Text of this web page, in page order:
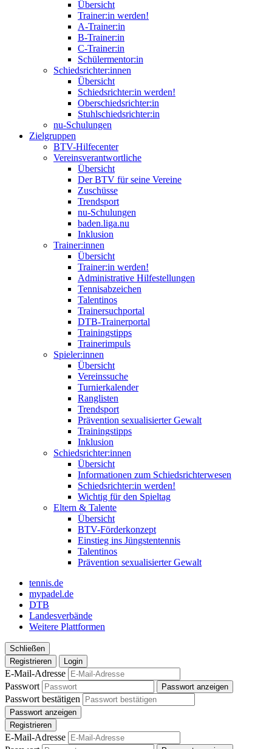
Übersicht
Trainer:in werden!
A-Trainer:in
B-Trainer:in
C-Trainer:in
Schülermentor:in
Schiedsrichter:innen
Übersicht
Schiedsrichter:in werden!
Oberschiedsrichter:in
Stuhlschiedsrichter:in
nu-Schulungen
Zielgruppen
BTV-Hilfecenter
Vereinsverantwortliche
Übersicht
Der BTV für seine Vereine
Zuschüsse
Trendsport
nu-Schulungen
baden.liga.nu
Inklusion
Trainer:innen
Übersicht
Trainer:in werden!
Administrative Hilfestellungen
Tennisabzeichen
Talentinos
Trainersuchportal
DTB-Trainerportal
Trainingstipps
Trainerimpuls
Spieler:innen
Übersicht
Vereinssuche
Turnierkalender
Ranglisten
Trendsport
Prävention sexualisierter Gewalt
Trainingstipps
Inklusion
Schiedsrichter:innen
Übersicht
Informationen zum Schiedsrichterwesen
Schiedsrichter:in werden!
Wichtig für den Spieltag
Eltern & Talente
Übersicht
BTV-Förderkonzept
Einstieg ins Jüngstentennis
Talentinos
Prävention sexualisierter Gewalt
tennis.de
mypadel.de
DTB
Landesverbände
Weitere Plattformen
Schließen
Registrieren
Login
E-Mail-Adresse
Passwort
Passwort anzeigen
Passwort bestätigen
Passwort anzeigen
Registrieren
E-Mail-Adresse